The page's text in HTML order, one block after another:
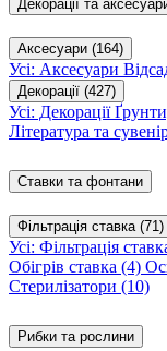
Декорації та
Аксесуари (164)
Усі: Аксесуари
Декорації (427)
Усі: Декорації
Література та
Ставки та фонтани
Фільтрація ставка (71)
Усі: Фільтрація
Обігрів ставка (4)
Стерилізатори (10)
Рибки та рослини